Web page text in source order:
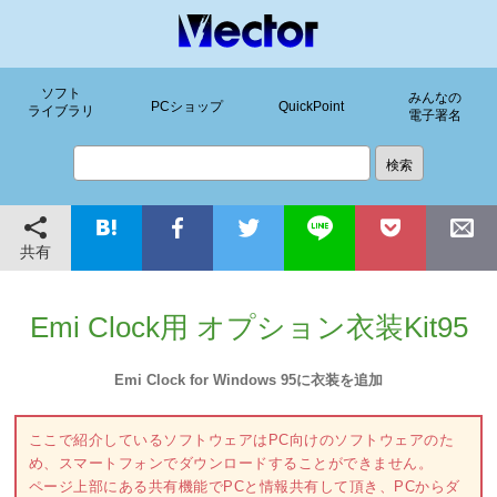
ソフト
ライブラリ
PCショップ QuickPoint
みんなの
電子署名
共有
Emi Clock用 オプション衣装Kit95
Emi Clock for Windows 95に衣装を追加
ここで紹介しているソフトウェアはPC向けのソフトウェアのた
め、スマートフォンでダウンロードすることができません。
ページ上部にある共有機能でPCと情報共有して頂き、PCからダ